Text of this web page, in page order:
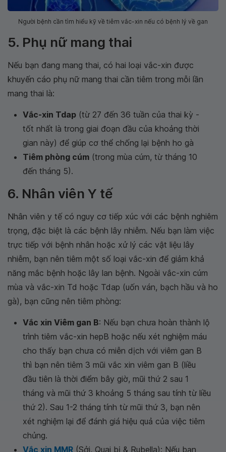
Người bệnh cần tìm hiểu kỹ về tiêm vắc-xin nếu có bệnh lý về gan
5. Phụ nữ mang thai
Nếu bạn đang mang thai, có hai loại vắc-xin được
khuyến cáo phụ nữ mang thai cần tiêm trong mỗi lần
mang thai là:
Vắc-xin Tdap (từ 27 đến 36 tuần của thai kỳ -
tốt nhất là trong giai đoạn đầu của khoảng thời
gian này) để giúp cơ thể chống lại bệnh ho gà
Tiêm phòng cúm (trong mùa cúm, từ tháng 10
đến tháng 5).
6. Nhân viên Y tế
Nhân viên y tế có nguy cơ tiếp xúc với các bệnh nghiêm
trọng, đặc biệt là các bệnh lây nhiễm. Nếu bạn làm việc
trực tiếp với bệnh nhân hoặc xử lý các vật liệu lây
nhiễm, bạn nên tiêm một số loại vắc-xin để giảm khả
năng mắc bệnh hoặc lây lan bệnh. Ngoài vắc-xin cúm
mùa và vắc-xin Td hoặc Tdap (uốn ván, bạch hầu và ho
gà), bạn cũng nên tiêm phòng:
Vắc xin Viêm gan B: Nếu bạn chưa hoàn thành lộ
trình tiêm vắc-xin hepB hoặc nếu xét nghiệm máu
cho thấy bạn chưa có miễn dịch với viêm gan B
thì bạn nên tiêm 3 mũi vắc xin viêm gan B (liều
đầu tiên là thời điểm bây giờ, mũi thứ 2 sau 1
tháng và mũi thứ 3 khoảng 5 tháng sau tính từ liều
thứ 2). Sau 1-2 tháng tính từ mũi thứ 3, bạn nên
xét nghiệm lại để đánh giá hiệu quả của việc tiêm
chủng.
Vắc xin MMR (Sởi, Quai bị & Rubella): Nếu bạn